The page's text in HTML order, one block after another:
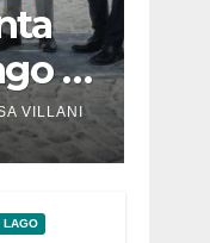
di
VILLANI
LAGO